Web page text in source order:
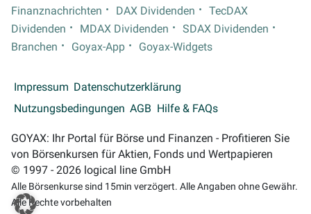
Finanznachrichten
DAX Dividenden
TecDAX
Dividenden
MDAX Dividenden
SDAX Dividenden
Branchen
Goyax-App Goyax-Widgets
Impressum Datenschutzerklärung
Nutzungsbedingungen AGB Hilfe & FAQs
GOYAX: Ihr Portal für Börse und Finanzen - Profitieren Sie
von Börsenkursen für Aktien, Fonds und Wertpapieren
© 1997 - 2026 logical line GmbH
Alle Börsenkurse sind 15min verzögert. Alle Angaben ohne Gewähr.
Alle Rechte vorbehalten